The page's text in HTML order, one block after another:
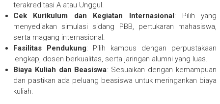
terakreditasi A atau Unggul.
Cek Kurikulum dan Kegiatan Internasional: Pilih yang
menyediakan simulasi sidang PBB, pertukaran mahasiswa,
serta magang internasional.
Fasilitas Pendukung: Pilih kampus dengan perpustakaan
lengkap, dosen berkualitas, serta jaringan alumni yang luas.
Biaya Kuliah dan Beasiswa: Sesuaikan dengan kemampuan
dan pastikan ada peluang beasiswa untuk meringankan biaya
kuliah.